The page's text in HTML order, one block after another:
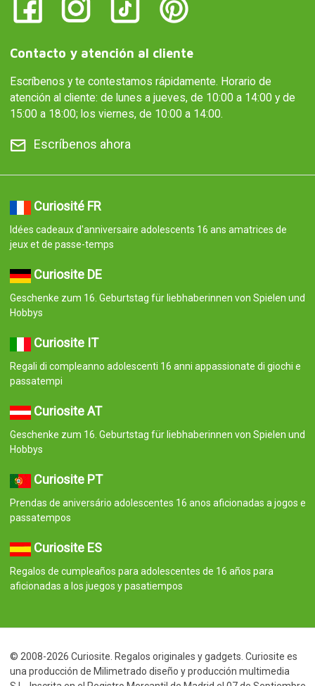
Contacto y atención al cliente
Escríbenos y te contestamos rápidamente. Horario de
atención al cliente: de lunes a jueves, de 10:00 a 14:00 y de
15:00 a 18:00; los viernes, de 10:00 a 14:00.
Escríbenos ahora
Curiosité FR
Idées cadeaux d'anniversaire adolescents 16 ans amatrices de
jeux et de passe-temps
Curiosite DE
Geschenke zum 16. Geburtstag für liebhaberinnen von Spielen und
Hobbys
Curiosite IT
Regali di compleanno adolescenti 16 anni appassionate di giochi e
passatempi
Curiosite AT
Geschenke zum 16. Geburtstag für liebhaberinnen von Spielen und
Hobbys
Curiosite PT
Prendas de aniversário adolescentes 16 anos aficionadas a jogos e
passatempos
Curiosite ES
Regalos de cumpleaños para adolescentes de 16 años para
aficionadas a los juegos y pasatiempos
© 2008-2026 Curiosite. Regalos originales y gadgets. Curiosite es
una producción de Milimetrado diseño y producción multimedia